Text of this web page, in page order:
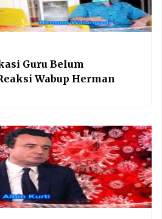
Guru Belum
Wabup Herman